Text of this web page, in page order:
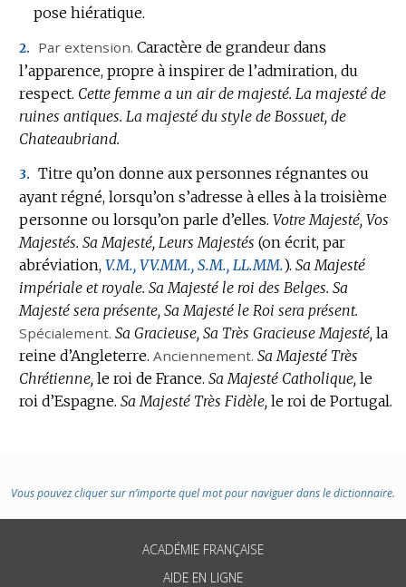
pose hiératique.
2. Par extension. Caractère de grandeur dans
l’apparence, propre à inspirer de l’admiration, du
respect. Cette femme a un air de majesté. La majesté de
ruines antiques. La majesté du style de Bossuet, de
Chateaubriand.
3. Titre qu’on donne aux personnes régnantes ou
ayant régné, lorsqu’on s’adresse à elles à la troisième
personne ou lorsqu’on parle d’elles. Votre Majesté, Vos
Majestés. Sa Majesté, Leurs Majestés (on écrit, par
abréviation, V.M., VV.MM., S.M., LL.MM.). Sa Majesté
impériale et royale. Sa Majesté le roi des Belges. Sa
Majesté sera présente, Sa Majesté le Roi sera présent.
Spécialement. Sa Gracieuse, Sa Très Gracieuse Majesté, la
reine d’Angleterre. Anciennement. Sa Majesté Très
Chrétienne, le roi de France. Sa Majesté Catholique, le
roi d’Espagne. Sa Majesté Très Fidèle, le roi de Portugal.
Vous pouvez cliquer sur n’importe quel mot pour naviguer dans le dictionnaire.
ACADÉMIE FRANÇAISE
AIDE EN LIGNE